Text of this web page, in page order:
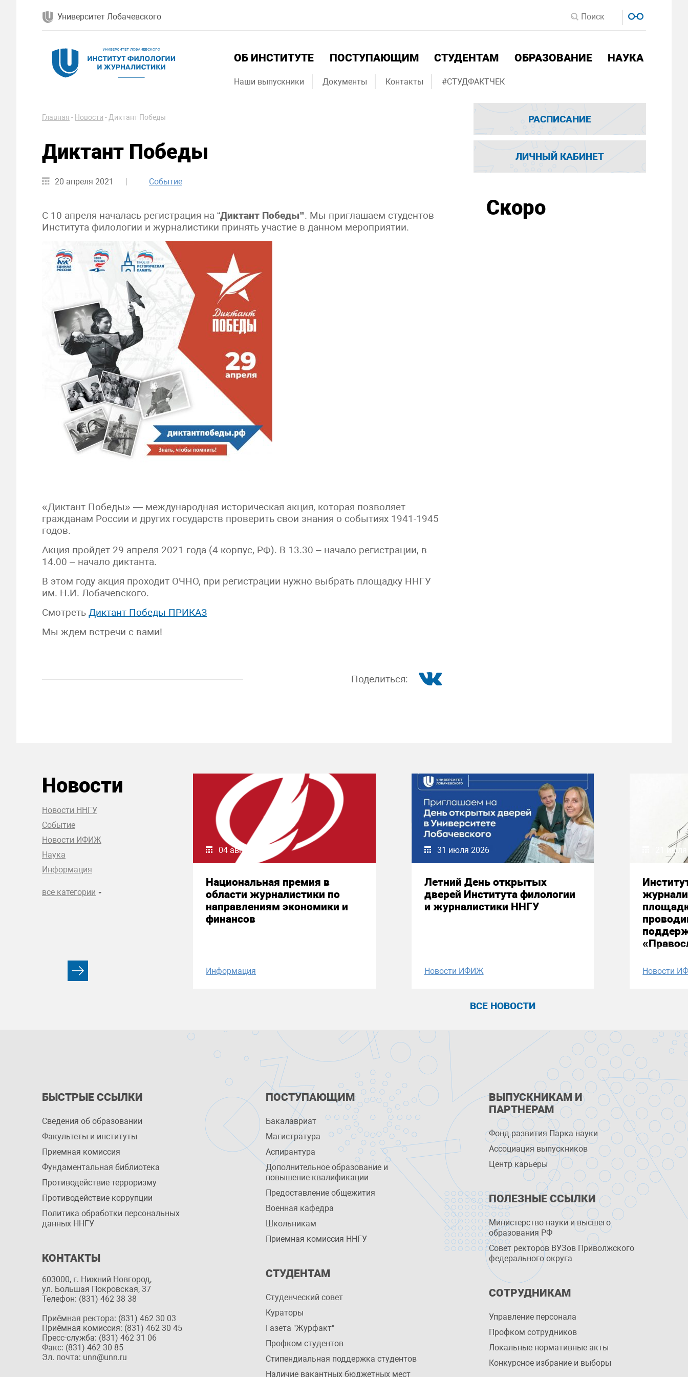
Университет Лобачевского
ОБ ИНСТИТУТЕ ПОСТУПАЮЩИМ СТУДЕНТАМ ОБРАЗОВАНИЕ НАУКА
Наши выпускники Документы Контакты #СТУДФАКТЧЕК
Главная - Новости -Диктант Победы
Диктант Победы
20 апреля 2021 Событие
С 10 апреля началась регистрация на “Диктант Победы”. Мы приглашаем студентов
Института филологии и журналистики принять участие в данном мероприятии.
«Диктант Победы» — международная историческая акция, которая позволяет
гражданам России и других государств проверить свои знания о событиях 1941-1945
годов.
Акция пройдет 29 апреля 2021 года (4 корпус, РФ). В 13.30 – начало регистрации, в
14.00 – начало диктанта.
В этом году акция проходит ОЧНО, при регистрации нужно выбрать площадку ННГУ
им. Н.И. Лобачевского.
Смотреть Диктант Победы ПРИКАЗ
Мы ждем встречи с вами!
Поделиться:
РАСПИСАНИЕ
ЛИЧНЫЙ КАБИНЕТ
Скоро
Новости
Новости ННГУ
Событие
Новости ИФИЖ
Наука
Информация
все категории
04 августа 2026
Национальная премия в
области журналистики по
направлениям экономики и
финансов
Информация
31 июля 2026
Летний День открытых
дверей Института филологии
и журналистики ННГУ
Новости ИФИЖ
21
Новости
ВСЕ НОВОСТИ
БЫСТРЫЕ ССЫЛКИ
Сведения об образовании
Факультеты и институты
Приемная комиссия
Фундаментальная библиотека
Противодействие терроризму
Противодействие коррупции
Политика обработки персональных
данных ННГУ
КОНТАКТЫ
603000, г. Нижний Новгород,
ул. Большая Покровская, 37
Телефон: (831) 462 38 38
Приёмная ректора: (831) 462 30 03
Приёмная комиссия: (831) 462 30 45
Пресс-служба: (831) 462 31 06
Факс: (831) 462 30 85
Эл. почта: unn@unn.ru
ПОСТУПАЮЩИМ
Бакалавриат
Магистратура
Аспирантура
Дополнительное образование и
повышение квалификации
Предоставление общежития
Военная кафедра
Школьникам
Приемная комиссия ННГУ
СТУДЕНТАМ
Студенческий совет
Кураторы
Газета "Журфакт"
Профком студентов
Стипендиальная поддержка студентов
Наличие вакантных бюджетных мест
ВЫПУСКНИКАМ И
ПАРТНЕРАМ
Фонд развития Парка науки
Ассоциация выпускников
Центр карьеры
ПОЛЕЗНЫЕ ССЫЛКИ
Министерство науки и высшего
образования РФ
Совет ректоров ВУЗов Приволжского
федерального округа
СОТРУДНИКАМ
Управление персоналa
Профком сотрудников
Локальные нормативные акты
Конкурсное избрание и выборы